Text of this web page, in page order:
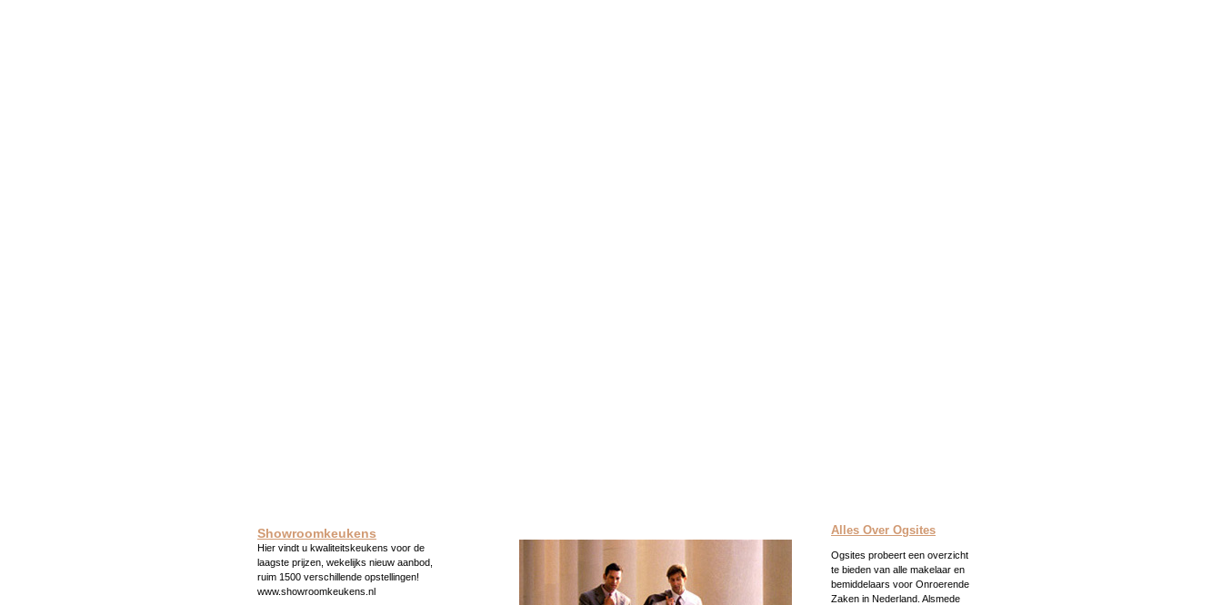
Showroomkeukens
Hier vindt u kwaliteitskeukens voor de
laagste prijzen, wekelijks nieuw aanbod,
ruim 1500 verschillende opstellingen!
www.showroomkeukens.nl
Alles Over Ogsites
Ogsites probeert een overzicht
te bieden van alle makelaar en
bemiddelaars voor Onroerende
Zaken in Nederland. Alsmede